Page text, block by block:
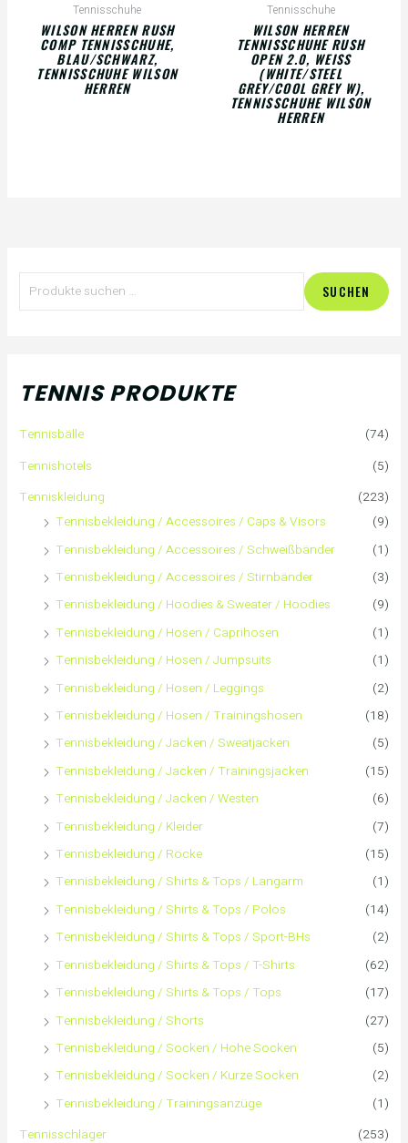
Tennisschuhe
WILSON HERREN RUSH
COMP TENNISSCHUHE,
BLAU/SCHWARZ,
TENNISSCHUHE WILSON
HERREN
Tennisschuhe
WILSON HERREN
TENNISSCHUHE RUSH
OPEN 2.0, WEISS (
WHITE/STEEL G
REY/COOL GREY W), T
ENNISSCHUHE WILSON H
ERREN
n
SUCHEN
TENNIS PRODUKTE
Tennisbälle
(74)
Tennishotels
(5)
Tenniskleidung
(223)
Tennisbekleidung / Accessoires / Caps & Visors
(9)
Tennisbekleidung / Accessoires / Schweißbänder
(1)
Tennisbekleidung / Accessoires / Stirnbänder
(3)
Tennisbekleidung / Hoodies & Sweater / Hoodies
(9)
Tennisbekleidung / Hosen / Caprihosen
(1)
Tennisbekleidung / Hosen / Jumpsuits
(1)
Tennisbekleidung / Hosen / Leggings
(2)
Tennisbekleidung / Hosen / Trainingshosen
(18)
Tennisbekleidung / Jacken / Sweatjacken
(5)
Tennisbekleidung / Jacken / Trainingsjacken
(15)
Tennisbekleidung / Jacken / Westen
(6)
Tennisbekleidung / Kleider
(7)
Tennisbekleidung / Röcke
(15)
Tennisbekleidung / Shirts & Tops / Langarm
(1)
Tennisbekleidung / Shirts & Tops / Polos
(14)
Tennisbekleidung / Shirts & Tops / Sport-BHs
(2)
Tennisbekleidung / Shirts & Tops / T-Shirts
(62)
Tennisbekleidung / Shirts & Tops / Tops
(17)
Tennisbekleidung / Shorts
(27)
Tennisbekleidung / Socken / Hohe Socken
(5)
Tennisbekleidung / Socken / Kurze Socken
(2)
Tennisbekleidung / Trainingsanzüge
(1)
Tennisschläger
(253)